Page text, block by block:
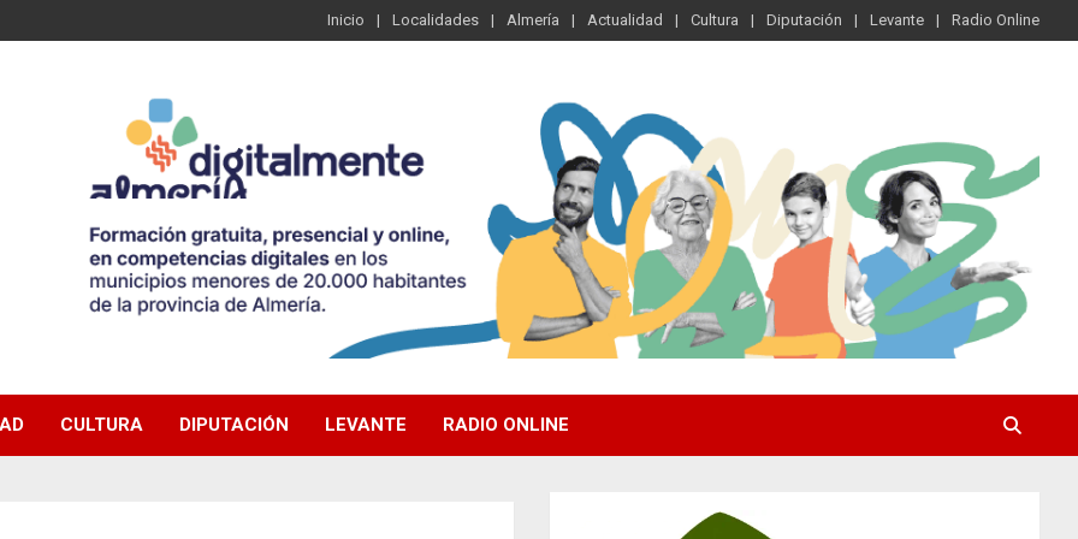
Inicio Localidades Almería Actualidad Cultura Diputación Levante Radio Online
CULTURA DIPUTACIÓN LEVANTE RADIO ONLINE